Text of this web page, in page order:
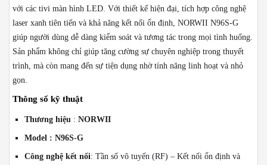
với các tivi màn hình LED. Với thiết kế hiện đại, tích hợp công nghệ
laser xanh tiên tiến và khả năng kết nối ổn định, NORWII N96S-G
giúp người dùng dễ dàng kiểm soát và tương tác trong mọi tình huống.
Sản phẩm không chỉ giúp tăng cường sự chuyên nghiệp trong thuyết
trình, mà còn mang đến sự tiện dụng nhờ tính năng linh hoạt và nhỏ
gọn.
Thông số kỹ thuật
Thương hiệu : NORWII
Model : N96S-G
Công nghệ kết nối: Tần số vô tuyến (RF) – Kết nối ổn định và